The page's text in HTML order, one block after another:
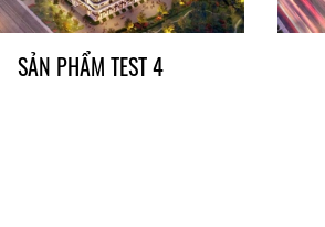
SẢN PHẨM TEST 4